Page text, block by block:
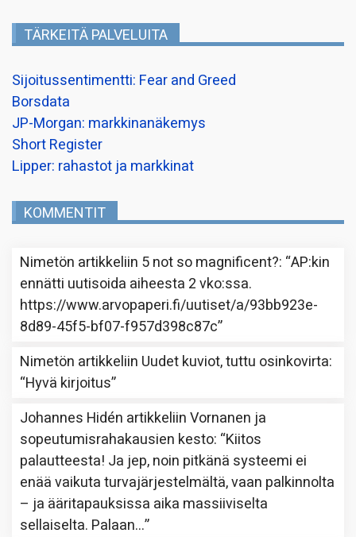
TÄRKEITÄ PALVELUITA
Sijoitussentimentti: Fear and Greed
Borsdata
JP-Morgan: markkinanäkemys
Short Register
Lipper: rahastot ja markkinat
KOMMENTIT
Nimetön artikkeliin 5 not so magnificent?: “AP:kin
ennätti uutisoida aiheesta 2 vko:ssa.
https://www.arvopaperi.fi/uutiset/a/93bb923e-
8d89-45f5-bf07-f957d398c87c”
Nimetön artikkeliin Uudet kuviot, tuttu osinkovirta:
“Hyvä kirjoitus”
Johannes Hidén artikkeliinVornanen ja
sopeutumisrahakausien kesto: “Kiitos
palautteesta! Ja jep, noin pitkänä systeemi ei
enää vaikuta turvajärjestelmältä, vaan palkinnolta
– ja ääritapauksissa aika massiiviselta
sellaiselta. Palaan…”